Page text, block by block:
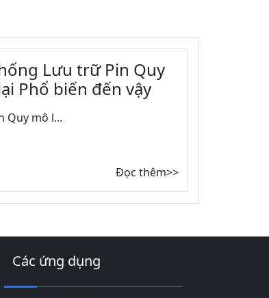
Lưu trữ Pin Quy
Phổ biến đến vậy
Quy mô l...
Đọc thêm>>
Các ứng dụng